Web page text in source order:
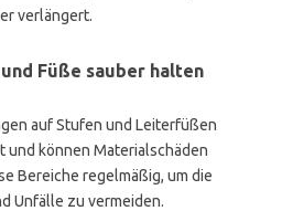
verlängert.
Füße sauber halten
auf Stufen und Leiterfüßen
und können Materialschäden
Bereiche regelmäßig, um die
Unfälle zu vermeiden.